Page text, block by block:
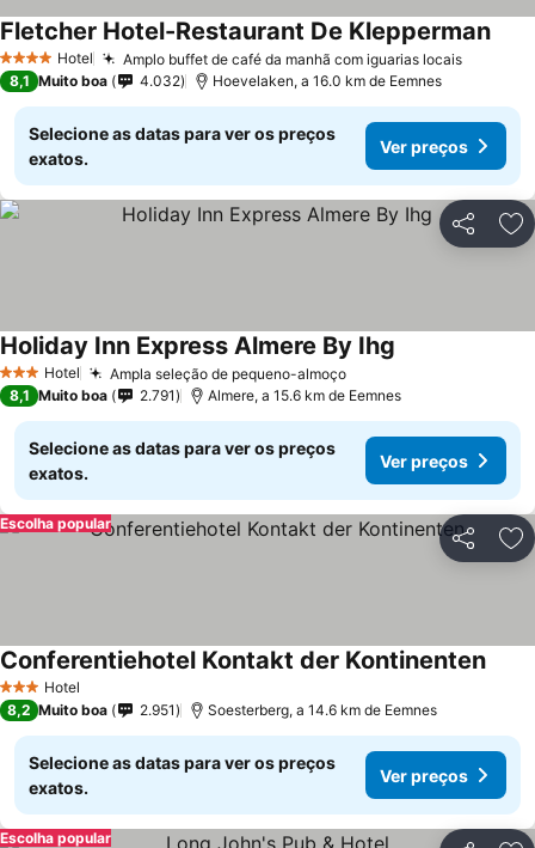
4 EstrelasHotel Amplo buffet de café da manhã com iguarias locais
Fletcher Hotel-Restaurant De Klepperman
8,1 Muito boa 4.032 Hoevelaken, a 16.0 km de Eemnes
Selecione as datas para ver os preços
exatos.
Ver preços
Partilhar
3 EstrelasHotel Ampla seleção de pequeno-almoço
Holiday Inn Express Almere By Ihg
8,1 Muito boa 2.791 Almere, a 15.6 km de Eemnes
Selecione as datas para ver os preços
exatos.
Ver preços
Partilhar
Escolha popular
3 EstrelasHotel
Conferentiehotel Kontakt der Kontinenten
8,2 Muito boa 2.951 Soesterberg, a 14.6 km de Eemnes
Selecione as datas para ver os preços
exatos.
Ver preços
Escolha popular